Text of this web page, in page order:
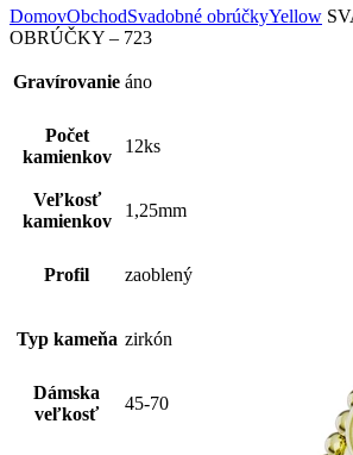
DomovObchodSvadobné obrúčkyYellow
OBRÚČKY – 723
Gravírovanie áno
Počet
kamienkov
12ks
Veľkosť
kamienkov
1,25mm
Profil zaoblený
Typ kameňa zirkón
Dámska
veľkosť
45-70